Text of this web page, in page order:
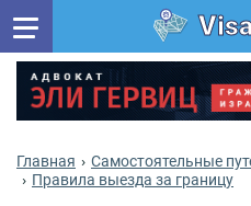
Главная
Самостоятельные
Правила выезда за границу